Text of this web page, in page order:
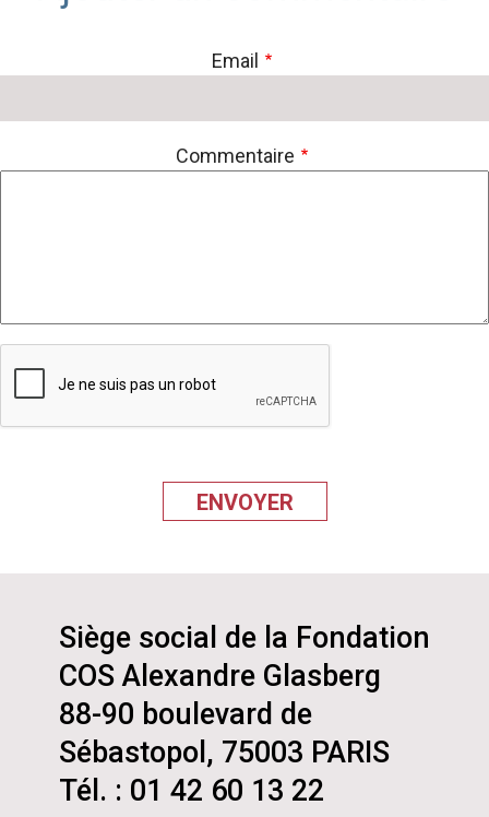
Email
Commentaire
Siège social de la Fondation
COS Alexandre Glasberg
88-90 boulevard de
Sébastopol, 75003 PARIS
Tél. : 01 42 60 13 22